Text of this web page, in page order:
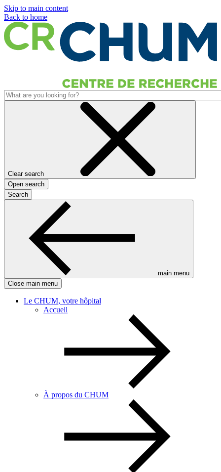
Skip to main content
Back to home
Clear search
Open search
Search
main menu
Close main menu
Le CHUM, votre hôpital
Accueil
À propos du CHUM